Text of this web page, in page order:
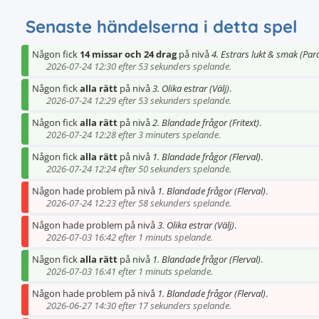
Senaste händelserna i detta spel
Någon fick 14 missar och 24 dragpå nivå4. Estrars lukt & smak
2026-07-24 12:30 efter 53 sekunders spelande.
Någon fickalla rätt på nivå3. Olika estrar (Välj).
2026-07-24 12:29 efter 53 sekunders spelande.
Någon fickalla rätt på nivå2. Blandade frågor (Fritext).
2026-07-24 12:28 efter 3 minuters spelande.
Någon fickalla rätt på nivå 1. Blandade frågor (Flerval).
2026-07-24 12:24 efter 50 sekunders spelande.
Någon hade problem på nivå 1. Blandade frågor (Flerval).
2026-07-24 12:23 efter 58 sekunders spelande.
Någon hade problem på nivå3. Olika estrar (Välj).
2026-07-03 16:42 efter 1 minuts spelande.
Någon fickalla rätt på nivå 1. Blandade frågor (Flerval).
2026-07-03 16:41 efter 1 minuts spelande.
Någon hade problem på nivå 1. Blandade frågor (Flerval).
2026-06-27 14:30 efter 17 sekunders spelande.